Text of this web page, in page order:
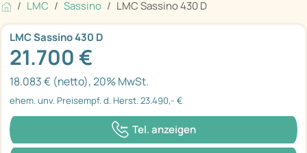
LMC Sassino LMC Sassino 430 D
LMC Sassino 430 D
21.700 €
18.083 € (netto), 20% MwSt.
ehem. unv. Preisempf. d. Herst. 23.490,- €
Tel. anzeigen